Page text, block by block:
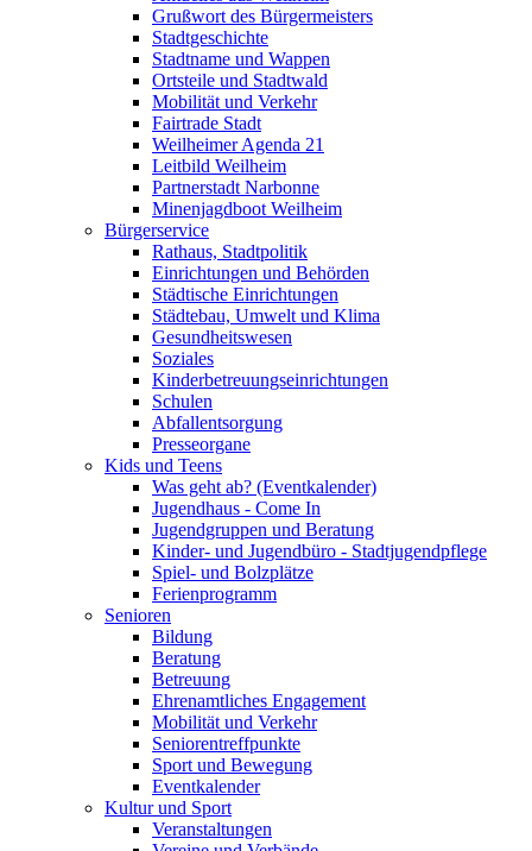
Grußwort des Bürgermeisters
Stadtgeschichte
Stadtname und Wappen
Ortsteile und Stadtwald
Mobilität und Verkehr
Fairtrade Stadt
Weilheimer Agenda 21
Leitbild Weilheim
Partnerstadt Narbonne
Minenjagdboot Weilheim
Bürgerservice
Rathaus, Stadtpolitik
Einrichtungen und Behörden
Städtische Einrichtungen
Städtebau, Umwelt und Klima
Gesundheitswesen
Soziales
Kinderbetreuungseinrichtungen
Schulen
Abfallentsorgung
Presseorgane
Kids und Teens
Was geht ab? (Eventkalender)
Jugendhaus - Come In
Jugendgruppen und Beratung
Kinder- und Jugendbüro - Stadtjugendpflege
Spiel- und Bolzplätze
Ferienprogramm
Senioren
Bildung
Beratung
Betreuung
Ehrenamtliches Engagement
Mobilität und Verkehr
Seniorentreffpunkte
Sport und Bewegung
Eventkalender
Kultur und Sport
Veranstaltungen